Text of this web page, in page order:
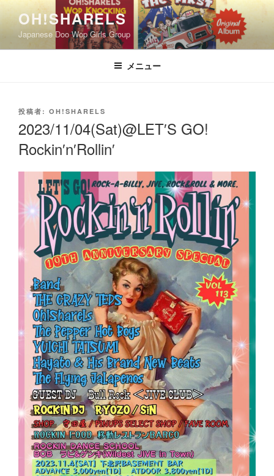
ン
ン
OH!SHARELS
Japanese Doo Wop Girls Group
メニュー
投
日:
投稿者: OH!SHARELS
2023/11/04(Sat)@LET′S GO!
Rockin′n′Rollin′